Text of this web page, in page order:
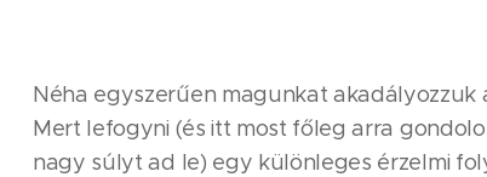
Néha egyszerűen magunkat akadályozzuk
Mert lefogyni (és itt most főleg arra
nagy súlyt ad le) egy különleges érzelmi